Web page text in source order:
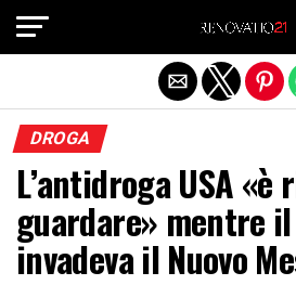
DROGA
L’antidroga USA «è
guardare» mentre
invadeva il Nuovo
Exit mobile